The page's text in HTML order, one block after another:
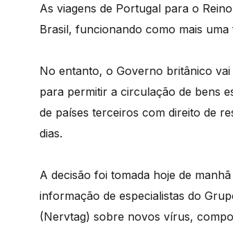
As viagens de Portugal para o
Brasil, funcionando como mais
No entanto, o Governo britânico
para permitir a circulação de bens
de países terceiros com direito de
dias.
A decisão foi tomada hoje de
informação de especialistas do
(Nervtag) sobre novos vírus,